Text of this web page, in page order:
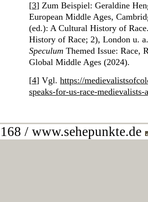
[3] Zum Beispiel: Geraldine
European Middle Ages,
(ed.): A Cultural History of
History of Race; 2), London u.
Speculum Themed Issue: Race,
Global Middle Ages (2024).
[4] Vgl. https://
speaks-for-us-race-medievalists-
/ www.sehepunkte.de